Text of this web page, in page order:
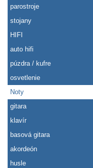
parostroje
stojany
HIFI
auto hifi
púzdra / kufre
osvetlenie
Noty
gitara
klavír
basová gitara
akordeón
husle